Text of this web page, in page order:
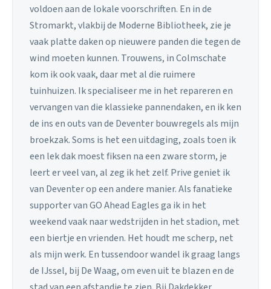
voldoen aan de lokale voorschriften. En in de
Stromarkt, vlakbij de Moderne Bibliotheek, zie je
vaak platte daken op nieuwere panden die tegen de
wind moeten kunnen. Trouwens, in Colmschate
kom ik ook vaak, daar met al die ruimere
tuinhuizen. Ik specialiseer me in het repareren en
vervangen van die klassieke pannendaken, en ik ken
de ins en outs van de Deventer bouwregels als mijn
broekzak. Soms is het een uitdaging, zoals toen ik
een lek dak moest fiksen na een zware storm, je
leert er veel van, al zeg ik het zelf. Prive geniet ik
van Deventer op een andere manier. Als fanatieke
supporter van GO Ahead Eagles ga ik in het
weekend vaak naar wedstrijden in het stadion, met
een biertje en vrienden. Het houdt me scherp, net
als mijn werk. En tussendoor wandel ik graag langs
de IJssel, bij De Waag, om even uit te blazen en de